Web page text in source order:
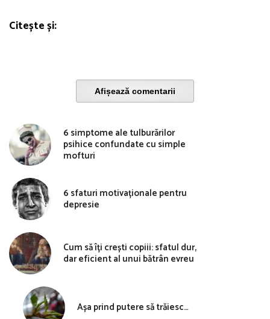
Citește și:
Afișează comentarii
6 simptome ale tulburărilor
psihice confundate cu simple
mofturi
6 sfaturi motivaționale pentru
depresie
Cum să îți crești copiii: sfatul dur,
dar eficient al unui bătrân evreu
Așa prind putere să trăiesc…